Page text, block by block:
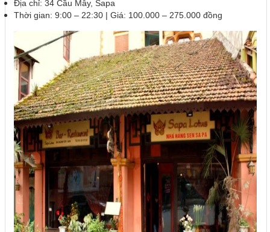
Địa chỉ: 34 Cầu Mây, Sapa
Thời gian: 9:00 – 22:30 | Giá: 100.000 – 275.000 đồng